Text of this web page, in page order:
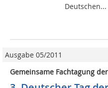
Deutschen...
Ausgabe 05/2011
Gemeinsame Fachtagung